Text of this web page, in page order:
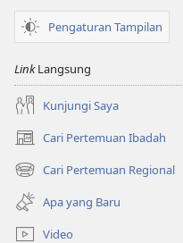
Pengaturan Tampilan
LinkLangsung
Kunjungi Saya
Cari Pertemuan Ibadah
(terbuka
di
window
baru)
Cari Pertemuan Regional
(terbuka
di
window
baru)
Apa yang Baru
Video